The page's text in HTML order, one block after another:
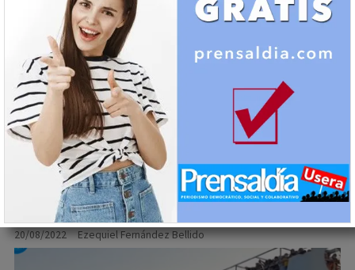
Yolanda Díaz: “Es la norma más importante que he
aprobado porque acaba con la discriminación en un
derecho fundamental”
Caixabank admite que no puede
refutar el fraude.
Ezequiel Fernández Bellido
Actualidad - España
20/08/2022